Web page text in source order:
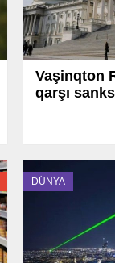
Vaşinqton
qarşı
DÜNYA